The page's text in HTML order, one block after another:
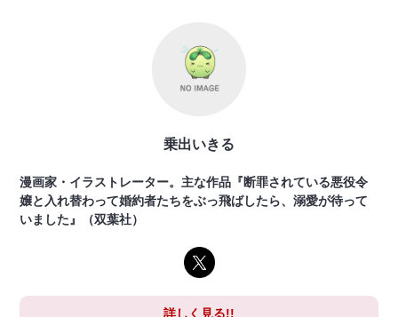
乗出いきる
漫画家・イラストレーター。主な作品『断罪されている悪役令
嬢と入れ替わって婚約者たちをぶっ飛ばしたら、溺愛が待って
いました』（双葉社）
詳しく見る!!